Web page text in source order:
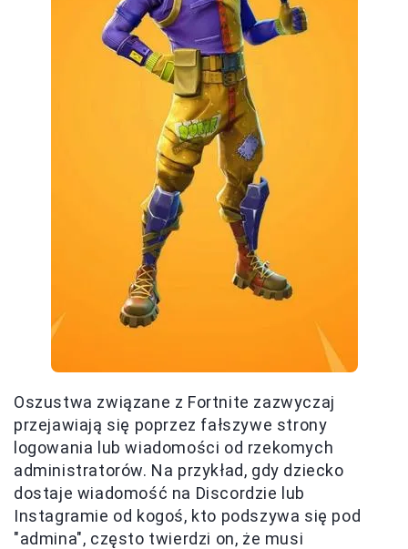
Oszustwa związane z Fortnite zazwyczaj
przejawiają się poprzez fałszywe strony
logowania lub wiadomości od rzekomych
administratorów. Na przykład, gdy dziecko
dostaje wiadomość na Discordzie lub
Instagramie od kogoś, kto podszywa się pod
"admina", często twierdzi on, że musi